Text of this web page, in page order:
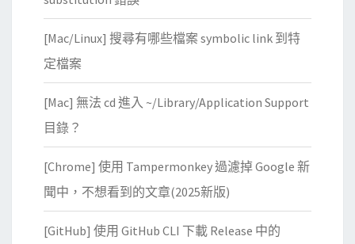
e
誤
正
常
作
，
i
T
e
r
m
[Mac/Linux] 搜尋有哪些檔案 symbolic link 到特
定檔案
[Mac] 無法 cd 進入 ~/Library/Application Support
目錄？
[Chrome] 使用 Tampermonkey 過濾掉 Google 新
聞中，不想看到的文章(2025新版)
[GitHub] 使用 GitHub CLI 下載 Release 中的